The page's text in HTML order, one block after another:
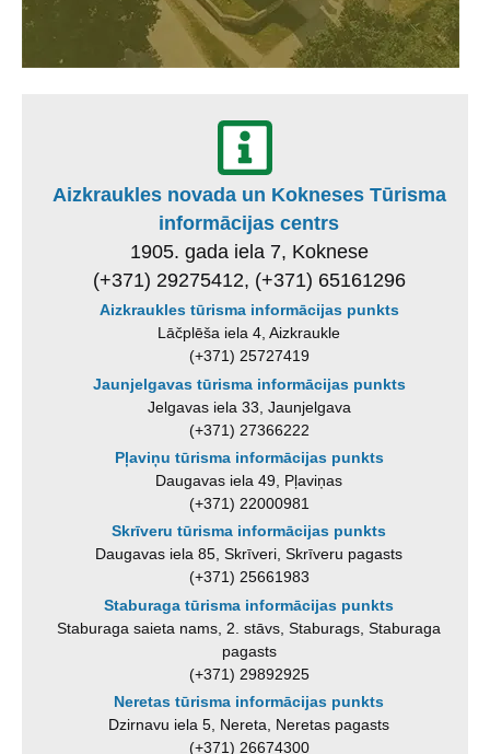
Aizkraukles novada un Kokneses Tūrisma
informācijas centrs
1905. gada iela 7, Koknese
(+371) 29275412, (+371) 65161296
Aizkraukles tūrisma informācijas punkts
Lāčplēša iela 4, Aizkraukle
(+371) 25727419
Jaunjelgavas tūrisma informācijas punkts
Jelgavas iela 33, Jaunjelgava
(+371) 27366222
Pļaviņu tūrisma informācijas punkts
Daugavas iela 49, Pļaviņas
(+371) 22000981
Skrīveru tūrisma informācijas punkts
Daugavas iela 85, Skrīveri, Skrīveru pagasts
(+371) 25661983
Staburaga tūrisma informācijas punkts
Staburaga saieta nams, 2. stāvs, Staburags, Staburaga
pagasts
(+371) 29892925
Neretas tūrisma informācijas punkts
Dzirnavu iela 5, Nereta, Neretas pagasts
(+371) 26674300